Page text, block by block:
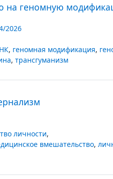
на геномную
2026
, геномная модификация,
, трансгуманизм
личности,
вмешательство,